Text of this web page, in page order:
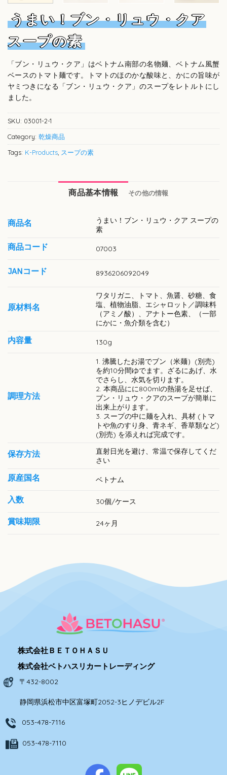
うまい！ブン・リュウ・クア
スープの素
「ブン・リュウ・クア」はベトナム南部の名物麺、ベトナム風蟹
ベースのトマト麺です。トマトのほのかな酸味と、かにの旨味が
ヤミつきになる「ブン・リュウ・クア」のスープをレトルトにし
ました。
SKU: 03001-2-1
Category: 乾燥商品
Tags: K-Products スープの素
商品基本情報 その他の情報
商品名
うまい！ブン・リュウ・クア スープの
素
商品コード 07003
JANコード 8936206092049
原材料名
ワタリガニ、トマト、魚醤、砂糖、食
塩、植物油脂、エシャロット／調味料
（アミノ酸）、アナトー色素、（一部
にかに・魚介類を含む）
内容量 130g
調理方法
1. 沸騰したお湯でブン（米麺）(別売)
を約10分間ゆでます。ざるにあげ、水
でさらし、水気を切ります。
2. 本商品にに800mlの熱湯を足せば、
ブン・リュウ・クアのスープが簡単に
出来上がります。
3. スープの中に麺を入れ、具材 (トマ
トや魚のすり身、青ネギ、香草類など)
(別売) を添えれば完成です。
保存方法
直射日光を避け、常温で保存してくだ
さい
原産国名 ベトナム
入数 30個/ケース
賞味期限 24ヶ月
株式会社ＢＥＴＯＨＡＳＵ
株式会社ベトハスリカートレーディング
〒432-8002
静岡県浜松市中区富塚町2052-3ヒノデビル2F
053-478-7116
053-478-7110